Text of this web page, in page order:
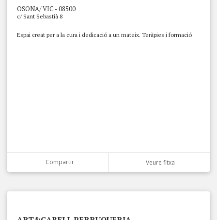
OSONA/ VIC - 08500
c/ Sant Sebastià 8
Espai creat per a la cura i dedicació a un mateix. Teràpies i formació
Compartir Veure fitxa